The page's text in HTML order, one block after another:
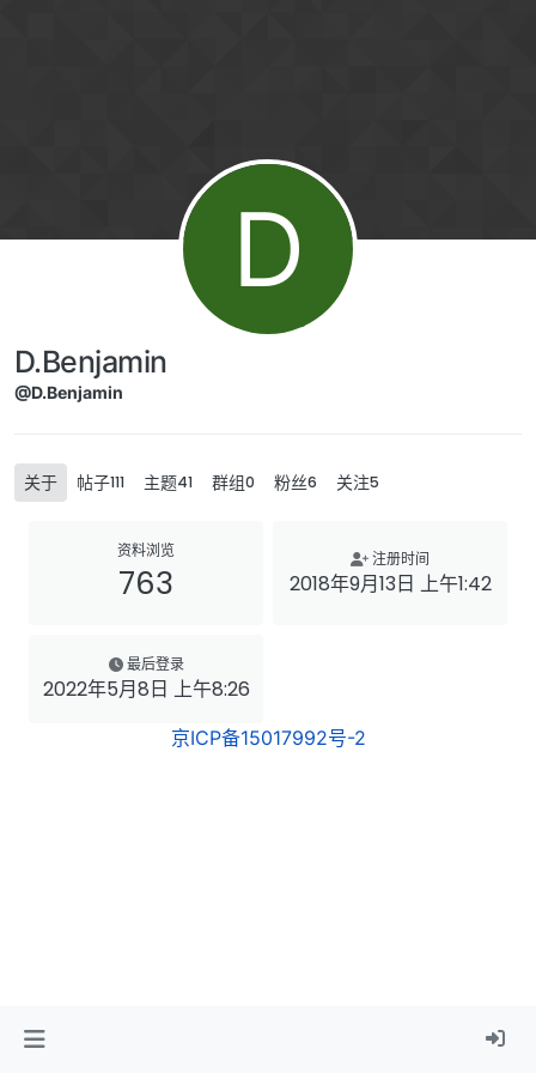
D
D.Benjamin
@D.Benjamin
关于 帖子111 主题41 群组0 粉丝6 关注5
资料浏览
763
注册时间
2018年9月13日 上午1:42
最后登录
2022年5月8日 上午8:26
京ICP备15017992号-2